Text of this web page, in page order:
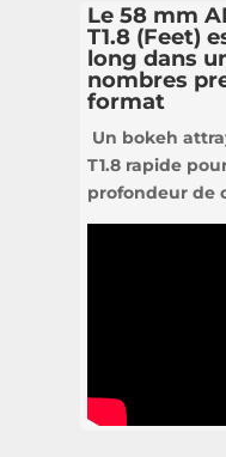
Le 58 mm
T1.8 (Feet)
long dans
nombres
format
Un bokeh
T1.8 rapide
profondeur de